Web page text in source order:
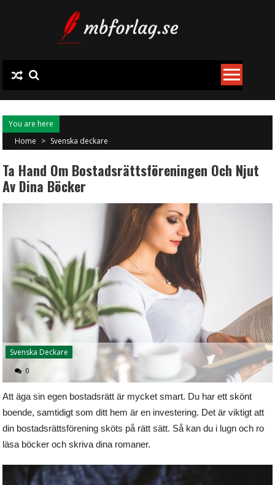
You are here
Home > Svenska deckare
Ta Hand Om Bostadsrättsföreningen Och Njut
Av Dina Böcker
Svenska Deckare
0
Att äga sin egen bostadsrätt är mycket smart. Du har ett skönt
boende, samtidigt som ditt hem är en investering. Det är viktigt att
din bostadsrättsförening sköts på rätt sätt. Så kan du i lugn och ro
läsa böcker och skriva dina romaner.